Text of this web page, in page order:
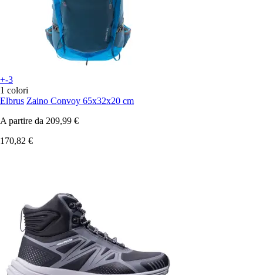
+-3
1 colori
Elbrus Zaino Convoy 65x32x20 cm
A partire da 209,99 €
170,82 €